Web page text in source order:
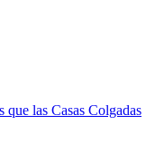
que las Casas Colgadas